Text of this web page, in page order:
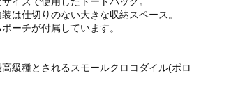
は仕切りのない大きな収納スペース。
ーチが付属しています。
級種とされるスモールクロコダイル(ポロ